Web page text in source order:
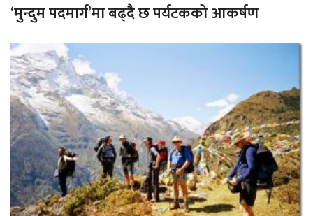
‘मुन्दुम पदमार्ग’मा बढ्दै छ पर्यटकको आकर्षण